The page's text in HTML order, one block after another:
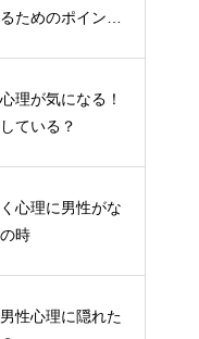
ためのポイント
理が気になる！
ている？
心理に男性がな
時
性心理に隠れた